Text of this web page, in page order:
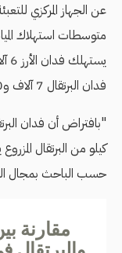
متوسطات استهلاك المياه
فدان البرتقال 7 آلاف و500 متر مكعب سنويًا.
كيلو من البرتقال
حسب الباحث بمجال